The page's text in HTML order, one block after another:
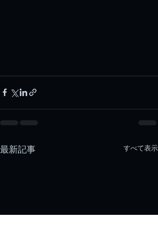
最新記事 すべて表示